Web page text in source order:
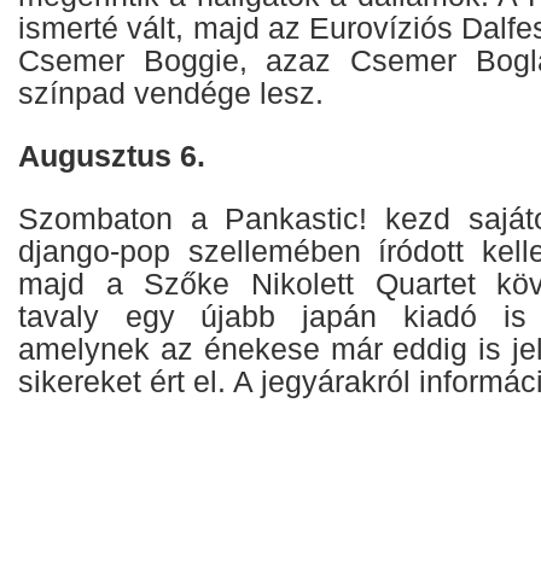
ismerté vált, majd az Eurovíziós
Csemer Boggie, azaz Csemer
színpad vendége lesz.
Augusztus 6.
Szombaton a Pankastic! kezd
django-pop szellemében íródott
majd a Szőke Nikolett Quartet
tavaly egy újabb japán kiadó is
amelynek az énekese már eddig is
sikereket ért el. A jegyárakról